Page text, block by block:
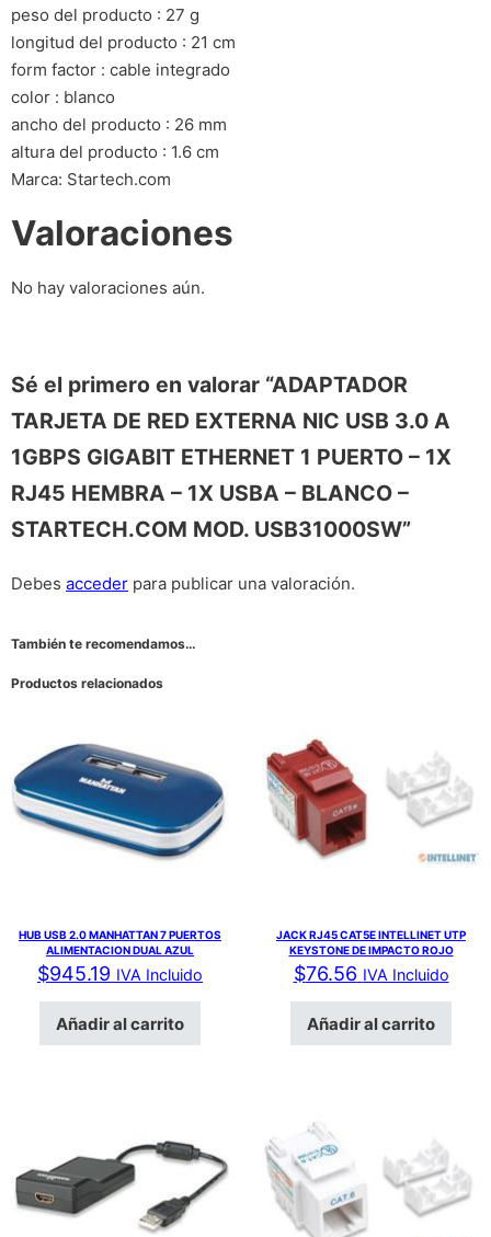
peso del producto : 27 g
longitud del producto : 21 cm
form factor : cable integrado
color : blanco
ancho del producto : 26 mm
altura del producto : 1.6 cm
Marca: Startech.com
Valoraciones
No hay valoraciones aún.
Sé el primero en valorar “ADAPTADOR
TARJETA DE RED EXTERNA NIC USB 3.0 A
1GBPS GIGABIT ETHERNET 1 PUERTO – 1X
RJ45 HEMBRA – 1X USBA – BLANCO –
STARTECH.COM MOD. USB31000SW”
Debes acceder para publicar una valoración.
También te recomendamos…
Productos relacionados
HUB USB 2.0 MANHATTAN 7 PUERTOS
ALIMENTACION DUAL AZUL
$945.19 IVA Incluido
Añadir al carrito
JACK RJ45 CAT5E INTELLINET UTP
KEYSTONE DE IMPACTO ROJO
$76.56 IVA Incluido
Añadir al carrito